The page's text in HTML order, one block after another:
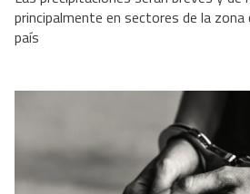
principalmente en sectores de la
país